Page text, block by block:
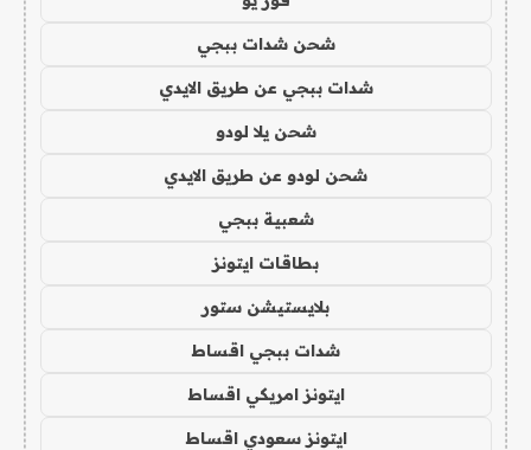
شحن شدات ببجي
شدات ببجي عن طريق الايدي
شحن يلا لودو
شحن لودو عن طريق الايدي
شعبية ببجي
بطاقات ايتونز
بلايستيشن ستور
شدات ببجي اقساط
ايتونز امريكي اقساط
ايتونز سعودي اقساط